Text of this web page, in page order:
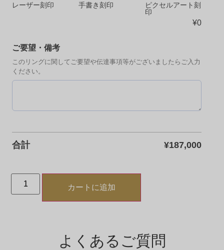
レーザー刻印 手書き刻印
ピクセルアート刻
印
¥0
ご要望・備考
このリングに関してご要望や伝達事項等がございましたらご入力
ください。
合計 ¥187,000
カートに追加
よくあるご質問